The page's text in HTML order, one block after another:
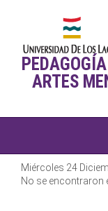
ARTES
Miércoles 24
No se encontraron